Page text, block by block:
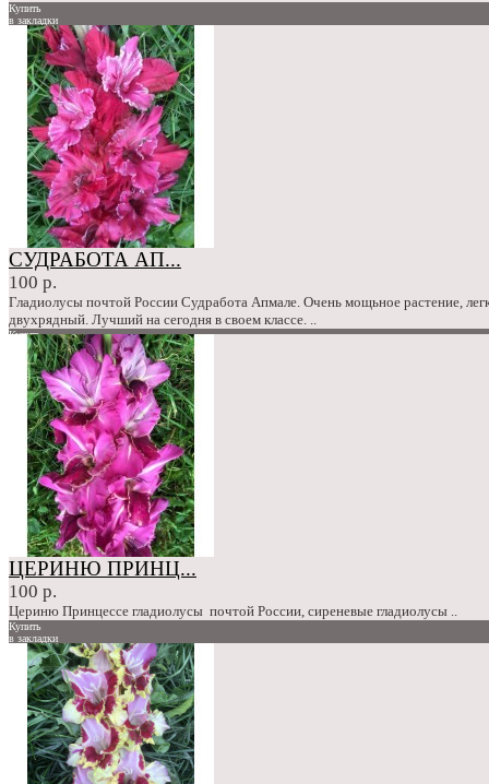
Купить
в закладки
сравнение
100 р.
СУДРАБОТА АП...
100 р.
Гладиолусы почтой России Судработа Апмале. Очень мощьное растение,
двухрядный. Лучший на сегодня в своем классе. ..
Купить
в закладки
сравнение
100 р.
ЦЕРИНЮ ПРИНЦ...
100 р.
Цериню Принцессе гладиолусы почтой России, сиреневые гладиолусы ..
Купить
в закладки
сравнение
100 р.